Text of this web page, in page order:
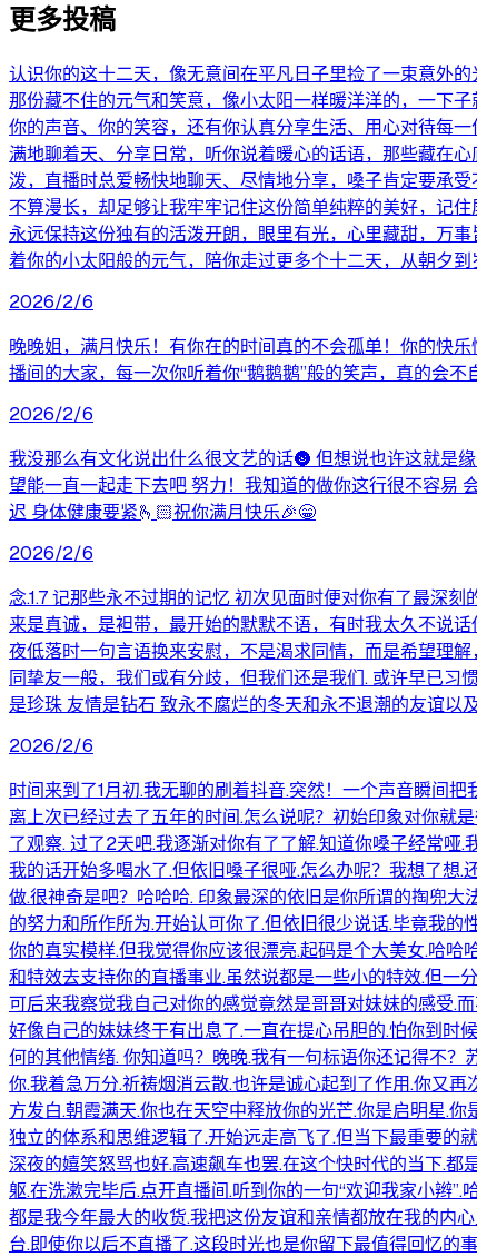
更多投稿
认识你的这十二天，像无意间在平凡日子里捡了一束意外
那份藏不住的元气和笑意，像小太阳一样暖洋洋的，一下
你的声音、你的笑容，还有你认真分享生活、用心对待每
满地聊着天、分享日常，听你说着暖心的话语，那些藏在
泼，直播时总爱畅快地聊天、尽情地分享，嗓子肯定要承
不算漫长，却足够让我牢牢记住这份简单纯粹的美好，记
永远保持这份独有的活泼开朗，眼里有光，心里藏甜，万
着你的小太阳般的元气，陪你走过更多个十二天，从朝夕到
2026/2/6
晚晚姐，满月快乐！有你在的时间真的不会孤单！你的快
播间的大家，每一次你听着你“鹅鹅鹅”般的笑声，真的会
2026/2/6
我没那么有文化说出什么很文艺的话🌚 但想说也许这就是
望能一直一起走下去吧 努力！我知道的做你这行很不容易
迟 身体健康要紧🫰🏻祝你满月快乐🎉😁
2026/2/6
念.1.7 记那些永不过期的记忆 初次见面时便对你有了最深
来是真诚，是袒带，最开始的默默不语，有时我太久不说
夜低落时一句言语换来安慰，不是渴求同情，而是希望理
同挚友一般，我们或有分歧，但我们还是我们. 或许早已
是珍珠 友情是钻石 致永不腐烂的冬天和永不退潮的友谊以
2026/2/6
时间来到了1月初.我无聊的刷着抖音.突然！一个声音瞬间
离上次已经过去了五年的时间.怎么说呢？初始印象对你就
了观察. 过了2天吧.我逐渐对你有了了解.知道你嗓子经常哑
我的话开始多喝水了.但依旧嗓子很哑.怎么办呢？我想了想
做.很神奇是吧？哈哈哈. 印象最深的依旧是你所谓的掏兜
的努力和所作所为.开始认可你了.但依旧很少说话.毕竟我
你的真实模样.但我觉得你应该很漂亮.起码是个大美女.哈
和特效去支持你的直播事业.虽然说都是一些小的特效.但一
可后来我察觉我自己对你的感觉竟然是哥哥对妹妹的感受.
好像自己的妹妹终于有出息了.一直在提心吊胆的.怕你到时
何的其他情绪. 你知道吗？晚晚.我有一句标语你还记得不
你.我着急万分.祈祷烟消云散.也许是诚心起到了作用.你又
方发白.朝霞满天.你也在天空中释放你的光芒.你是启明星.
独立的体系和思维逻辑了.开始远走高飞了.但当下最重要的
深夜的嬉笑怒骂也好.高速飙车也罢.在这个快时代的当下.
躯.在洗漱完毕后.点开直播间.听到你的一句“欢迎我家小辫
都是我今年最大的收货.我把这份友谊和亲情都放在我的内
台.即使你以后不直播了.这段时光也是你留下最值得回忆的